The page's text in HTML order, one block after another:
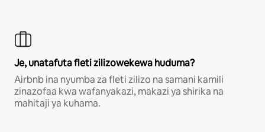
Je, unatafuta fleti zilizowekewa huduma?
Airbnb ina nyumba za fleti zilizo na samani kamili
zinazofaa kwa wafanyakazi, makazi ya shirika na
mahitaji ya kuhama.